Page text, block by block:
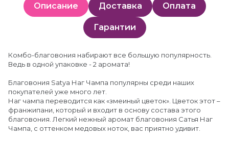
Описание Доставка Оплата
Гарантии
Комбо-благовония набирают все большую популярность.
Ведь в одной упаковке - 2 аромата!
Благовония Satya Наг Чампа популярны среди наших
покупателей уже много лет.
Наг чампа переводится как «змеиный цветок». Цветок этот –
франжипани, который и входит в основу состава этого
благовония. Легкий нежный аромат благовония Сатья Наг
Чампа, с оттенком медовых ноток, вас приятно удивит.